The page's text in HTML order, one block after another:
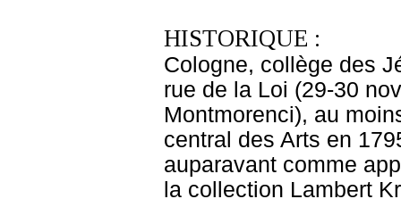
HISTORIQUE :
Cologne, collège des
rue de la Loi (29-30
Montmorenci), au
central des Arts en
auparavant comme
la collection Lambert